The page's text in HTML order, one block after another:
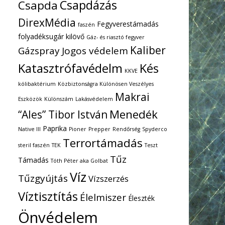
Csapda Csapdázás
DirexMédia faszén Fegyverestámadás
folyadéksugár kilövő Gáz- és riasztó fegyver
Gázspray Jogos védelem Kaliber
Katasztrófavédelm KKVE Kés
kólibaktérium Közbiztonságra Különösen Veszélyes
Eszközök Különszám Lakásvédelem Makrai
“Ales” Tibor István Menedék
Native III Paprika Pioner Prepper Rendőrség Spyderco
steril faszén TEK Terrortámadás Teszt
Támadás Tóth Péter aka Golbat Tűz
TűzgyújtásVíz Vízszerzés
Víztisztítás Élelmiszer Éleszték
Önvédelem